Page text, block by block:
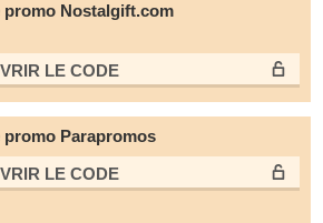
promo Nostalgift.com
LE СODE
promo Parapromos
LE СODE